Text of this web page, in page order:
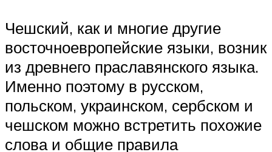
Чешский, как и многие другие
восточноевропейские языки, возник
из древнего праславянского языка.
Именно поэтому в русском,
польском, украинском, сербском и
чешском можно встретить похожие
слова и общие правила